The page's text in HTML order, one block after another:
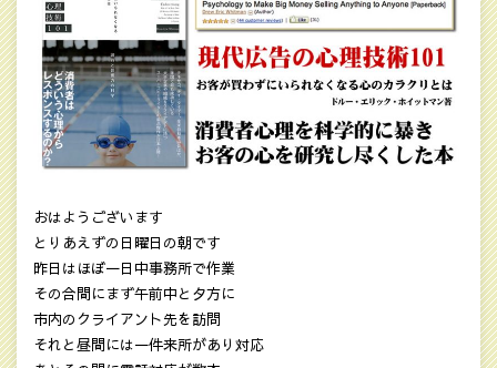
おはようございます
とりあえずの日曜日の朝です
昨日はほぼ一日中事務所で作業
その合間にまず午前中と夕方に
市内のクライアント先を訪問
それと昼間には一件来所があり対応